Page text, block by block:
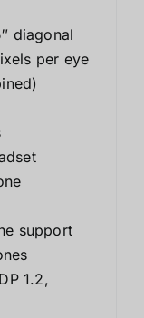
diagonal
per eye
support
1.2,